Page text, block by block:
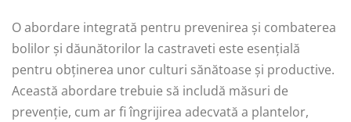
O abordare integrată pentru prevenirea și combaterea
bolilor și dăunătorilor la castraveti este esențială
pentru obținerea unor culturi sănătoase și productive.
Această abordare trebuie să includă măsuri de
prevenție, cum ar fi îngrijirea adecvată a plantelor,